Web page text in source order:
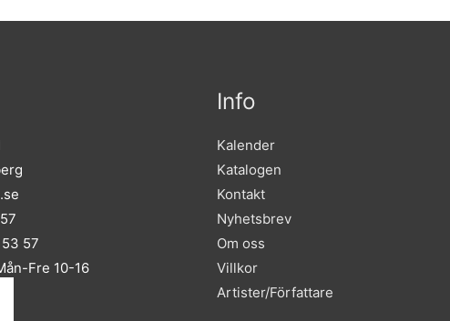
57
Fre 10-16
Info
Kalender
Katalogen
Kontakt
Nyhetsbrev
Om oss
Villkor
Artister/Författare